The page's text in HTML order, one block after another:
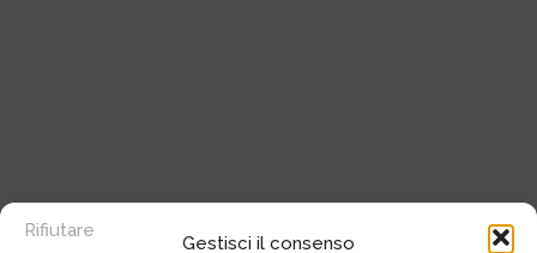
Gestisci il consenso
Rifiutare